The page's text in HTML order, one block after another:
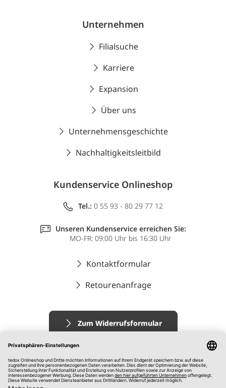
Unternehmen
Filialsuche
Karriere
Expansion
Über uns
Unternehmensgeschichte
Nachhaltigkeitsleitbild
Kundenservice Onlineshop
Tel.: 0 55 93 - 80 29 77 12
Unseren Kundenservice erreichen Sie:
MO-FR: 09:00 Uhr bis 16:30 Uhr
Kontaktformular
Retourenanfrage
Zum Widerrufsformular
Impressum
AGB